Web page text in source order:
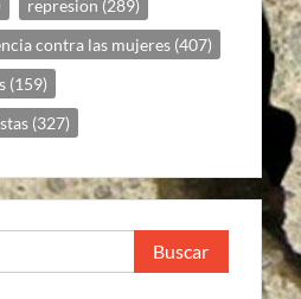
represion (289)
contra las mujeres (407)
(159)
(327)
Buscar: